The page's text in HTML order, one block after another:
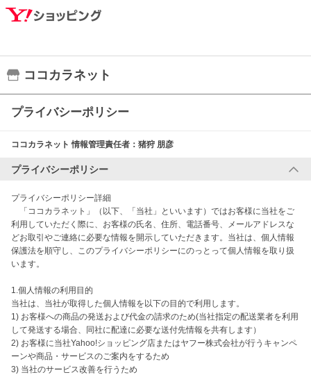
ココカラネット
プライバシーポリシー
ココカラネット 情報管理責任者： 猪狩 朋彦
プライバシーポリシー
プライバシーポリシー詳細
「ココカラネット」（以下、「当社」といいます）ではお客様に当社をご
利用していただく際に、お客様の氏名、住所、電話番号、メールアドレスな
どお取引やご連絡に必要な情報を開示していただきます。当社は、個人情報
保護法を順守し、このプライバシーポリシーにのっとって個人情報を取り扱
います。
1.個人情報の利用目的
当社は、当社が取得した個人情報を以下の目的で利用します。
1) お客様への商品の発送および代金の請求のため(当社指定の配送業者を利用
して発送する場合、同社に配達に必要な送付先情報を共有します）
2) お客様に当社Yahoo!ショッピング店またはヤフー株式会社が行うキャンペ
ーンや商品・サービスのご案内をするため
3) 当社のサービス改善を行うため